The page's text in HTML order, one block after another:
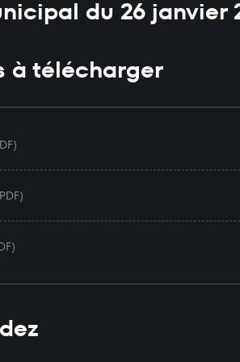
du 26 janvier
à télécharger